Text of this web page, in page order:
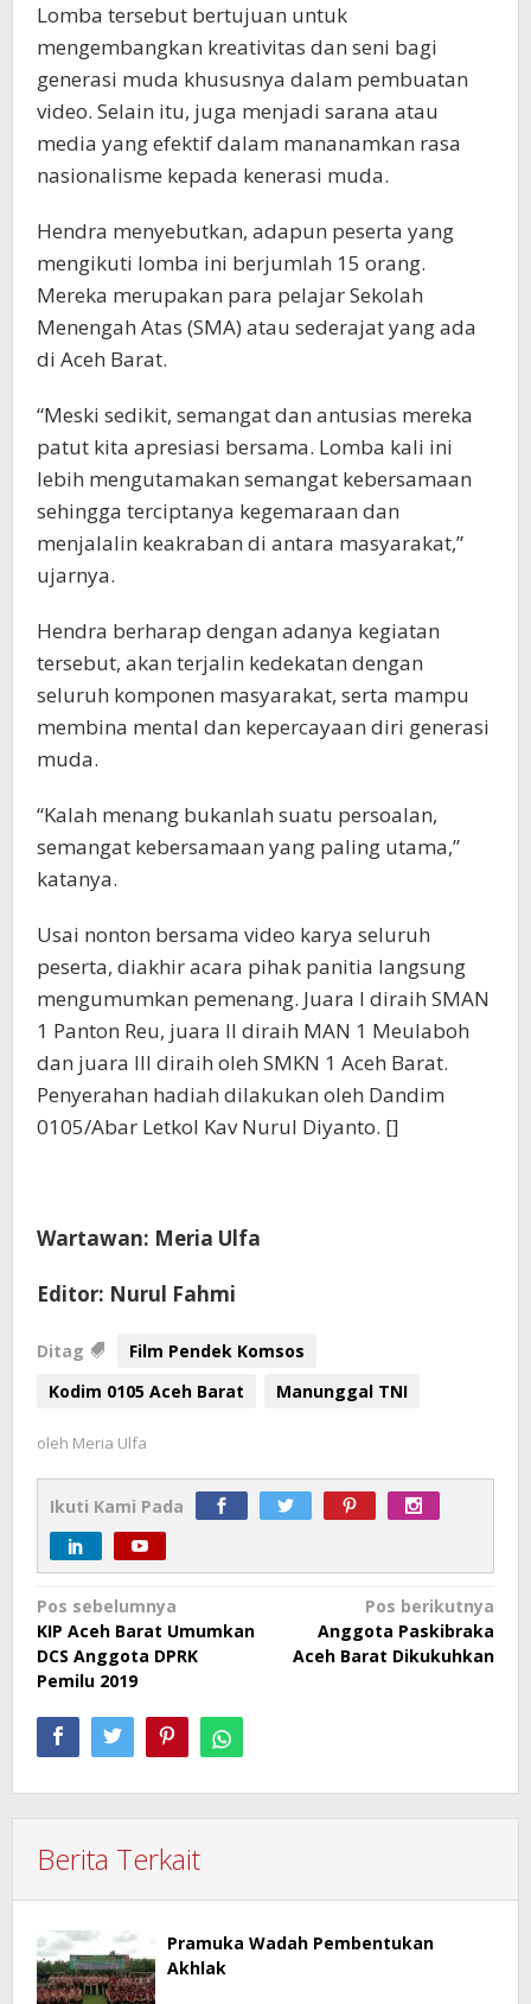
Lomba tersebut bertujuan untuk
mengembangkan kreativitas dan seni bagi
generasi muda khususnya dalam pembuatan
video. Selain itu, juga menjadi sarana atau
media yang efektif dalam mananamkan rasa
nasionalisme kepada kenerasi muda.
Hendra menyebutkan, adapun peserta yang
mengikuti lomba ini berjumlah 15 orang.
Mereka merupakan para pelajar Sekolah
Menengah Atas (SMA) atau sederajat yang ada
di Aceh Barat.
“Meski sedikit, semangat dan antusias mereka
patut kita apresiasi bersama. Lomba kali ini
lebih mengutamakan semangat kebersamaan
sehingga terciptanya kegemaraan dan
menjalalin keakraban di antara masyarakat,”
ujarnya.
Hendra berharap dengan adanya kegiatan
tersebut, akan terjalin kedekatan dengan
seluruh komponen masyarakat, serta mampu
membina mental dan kepercayaan diri generasi
muda.
“Kalah menang bukanlah suatu persoalan,
semangat kebersamaan yang paling utama,”
katanya.
Usai nonton bersama video karya seluruh
peserta, diakhir acara pihak panitia langsung
mengumumkan pemenang. Juara I diraih SMAN
1 Panton Reu, juara II diraih MAN 1 Meulaboh
dan juara III diraih oleh SMKN 1 Aceh Barat.
Penyerahan hadiah dilakukan oleh Dandim
0105/Abar Letkol Kav Nurul Diyanto. []
Wartawan: Meria Ulfa
Editor: Nurul Fahmi
Ditag
Film Pendek Komsos
Kodim 0105 Aceh Barat
Manunggal TNI
oleh Meria Ulfa
Ikuti Kami Pada
Navigasi
pos
Pos sebelumnya
KIP Aceh Barat Umumkan
DCS Anggota DPRK
Pemilu 2019
Pos berikutnya
Anggota Paskibraka
Aceh Barat Dikukuhkan
Berita Terkait
Pramuka Wadah Pembentukan
Akhlak